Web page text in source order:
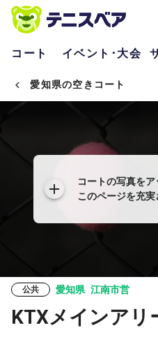
コート イベント･大会
愛知県の空きコート
コートの写真をア
このページを充実
公共 愛知県 江南市営
KTXメインアリ